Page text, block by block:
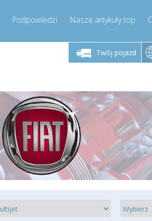
Podpowiedzi Nasze artykuły top
Twój pojazd
Poniedziałek - piątek godz.
9:00-17:00
info@compressor-express.pl